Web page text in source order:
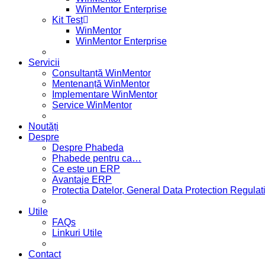
WinMentor Enterprise
Kit Test
WinMentor
WinMentor Enterprise
Servicii
Consultanță WinMentor
Mentenanță WinMentor
Implementare WinMentor
Service WinMentor
Noutăți
Despre
Despre Phabeda
Phabede pentru ca…
Ce este un ERP
Avantaje ERP
Protectia Datelor, General Data Protection
Utile
FAQs
Linkuri Utile
Contact